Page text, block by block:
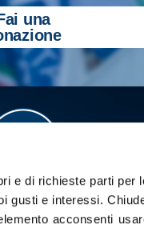
e di richieste parti per
gusti e interessi.
acconsenti
una